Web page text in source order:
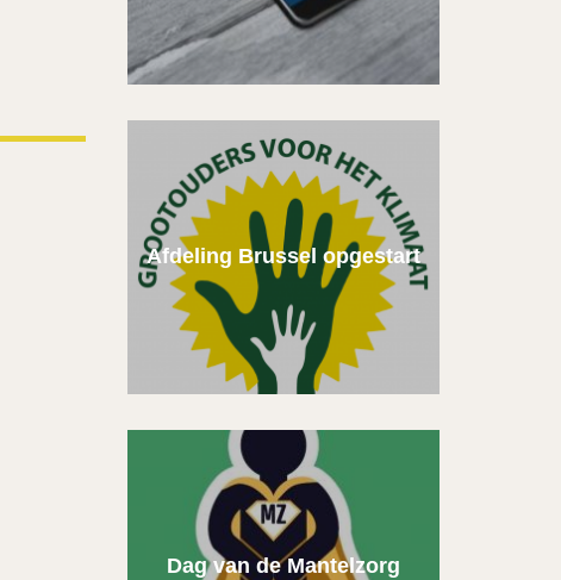
Afdeling Brussel opgestart
Dag van de Mantelzorg